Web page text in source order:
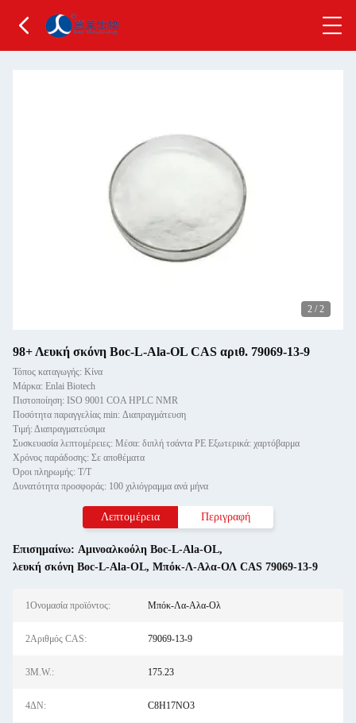
2 / 2
98+ Λευκή σκόνη Boc-L-Ala-OL CAS αριθ. 79069-13-9
Τόπος καταγωγής: Κίνα
Μάρκα: Enlai Biotech
Πιστοποίηση: ISO 9001 COA HPLC NMR
Ποσότητα παραγγελίας min: Διαπραγμάτευση
Τιμή: Διαπραγματεύσιμα
Συσκευασία λεπτομέρειες: Μέσα: διπλή τσάντα PE Εξωτερικά: χαρτόβαρμα
Χρόνος παράδοσης: Σε αποθέματα
Όροι πληρωμής: Τ/Τ
Δυνατότητα προσφοράς: 100 χιλιόγραμμα ανά μήνα
Λεπτομέρεια Περιγραφή
Επισημαίνω: Αμινοαλκοόλη Boc-L-Ala-OL,
λευκή σκόνη Boc-L-Ala-OL, Μπόκ-Λ-Αλα-ΟΛ CAS 79069-13-9
1Ονομασία προϊόντος: Μπόκ-Λα-Αλα-Ολ
2Αριθμός CAS: 79069-13-9
3M.W.: 175.23
4ΔΝ: C8H17NO3